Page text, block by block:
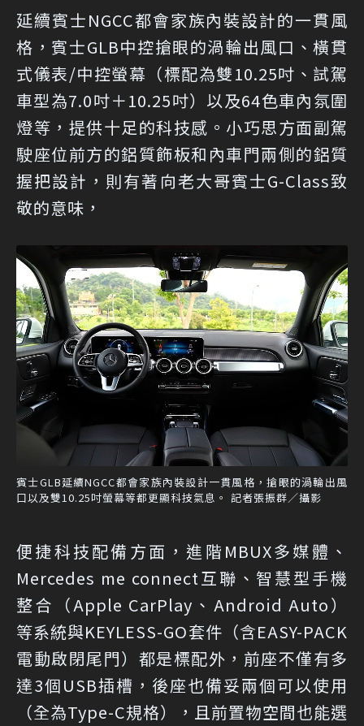
延續賓士NGCC都會家族內裝設計的一貫風
格，賓士GLB中控搶眼的渦輪出風口、橫貫
式儀表/中控螢幕（標配為雙10.25吋、試駕
車型為7.0吋＋10.25吋）以及64色車內氛圍
燈等，提供十足的科技感。小巧思方面副駕
駛座位前方的鋁質飾板和內車門兩側的鋁質
握把設計，則有著向老大哥賓士G-Class致
敬的意味，
賓士GLB延續NGCC都會家族內裝設計一貫風格，搶眼的渦輪出風
口以及雙10.25吋螢幕等都更顯科技氣息。 記者張振群／攝影
便捷科技配備方面，進階MBUX多媒體、
Mercedes me connect互聯、智慧型手機
整合（Apple CarPlay、Android Auto）
等系統與KEYLESS-GO套件（含EASY-PACK
電動啟閉尾門）都是標配外，前座不僅有多
達3個USB插槽，後座也備妥兩個可以使用
（全為Type-C規格），且前置物空間也能選